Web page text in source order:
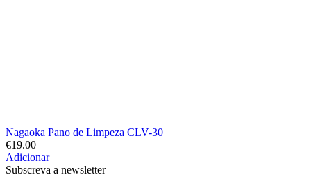
Nagaoka Pano de Limpeza CLV-30
€19.00
Adicionar
Subscreva a newsletter